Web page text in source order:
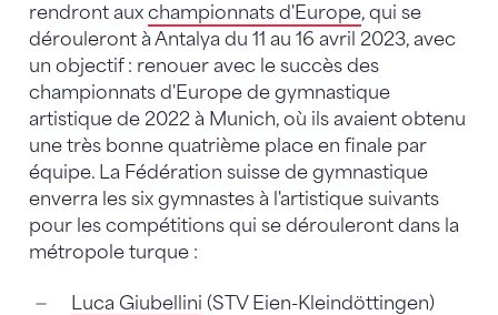
rendront aux championnats d'Europe, qui se
dérouleront à Antalya du 11 au 16 avril 2023, avec
un objectif : renouer avec le succès des
championnats d'Europe de gymnastique
artistique de 2022 à Munich, où ils avaient obtenu
une très bonne quatrième place en finale par
équipe. La Fédération suisse de gymnastique
enverra les six gymnastes à l'artistique suivants
pour les compétitions qui se dérouleront dans la
métropole turque :
Luca Giubellini (STV Eien-Kleindöttingen)